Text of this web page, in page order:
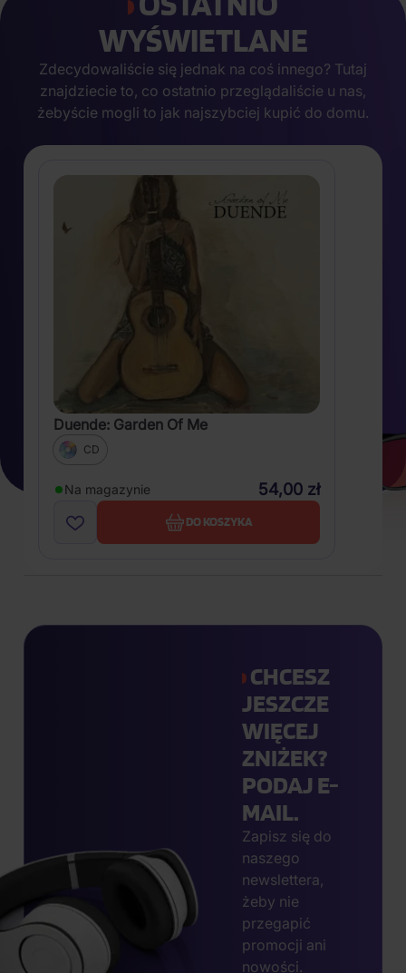
WYŚWIETLANE
Zdecydowaliście się jednak na coś innego? Tutaj
znajdziecie to, co ostatnio przeglądaliście u nas,
żebyście mogli to jak najszybciej kupić do domu.
Duende: Garden Of Me
CD
Na magazynie 54,00 zł
DO KOSZYKA
CHCESZ
JESZCZE
WIĘCEJ
ZNIŻEK?
PODAJ E-
MAIL.
Zapisz się do
naszego
newslettera,
żeby nie
przegapić
promocji ani
nowości.